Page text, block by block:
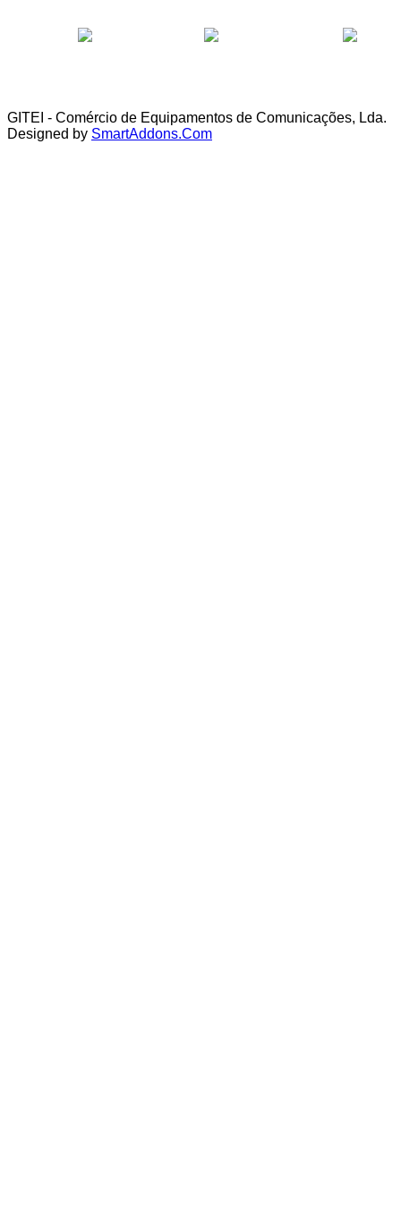
GITEI - Comércio de Equipamentos de Comunicações, Lda.
Designed by SmartAddons.Com